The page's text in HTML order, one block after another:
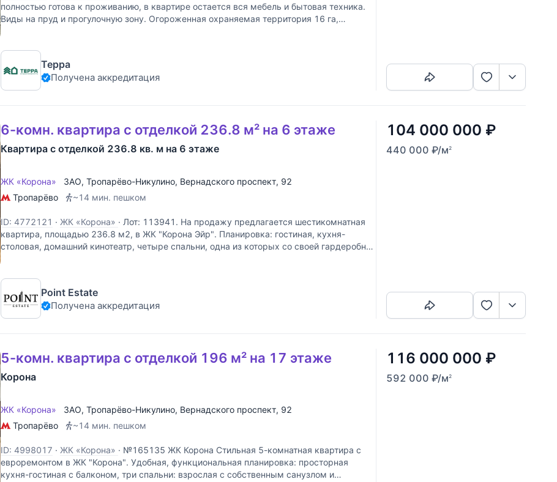
полностью готова к проживанию, в квартире остается вся мебель и бытовая техника.
Виды на пруд и прогулочную зону. Огороженная охраняемая территория 16 га,
Терра
Получена аккредитация
6-комн. квартира с отделкой 236.8 м² на 6 этаже
Квартира с отделкой 236.8 кв. м на 6 этаже
ЖК «Корона» ЗАО, Тропарёво-Никулино, Вернадского проспект, 92
Тропарёво
~14 мин. пешком
ID: 4772121 · ЖК «Корона» · Лот: 113941. На продажу предлагается шестикомнатная
квартира, площадью 236.8 м2, в ЖК "Корона Эйр". Планировка: гостиная, кухня-
столовая, домашний кинотеатр, четыре спальни, одна из которых со своей гардеробной
Point Estate
Получена аккредитация
104 000 000 ₽
440 000 ₽/м2
5-комн. квартира с отделкой 196 м² на 17 этаже
Корона
ЖК «Корона» ЗАО, Тропарёво-Никулино, Вернадского проспект, 92
Тропарёво
~14 мин. пешком
ID: 4998017 · ЖК «Корона» · №165135 ЖК Корона Стильная 5-комнатная квартира с
евроремонтом в ЖК "Корона". Удобная, функциональная планировка: просторная
кухня-гостиная с балконом, три спальни: взрослая с собственным санузлом и
116 000 000 ₽
592 000 ₽/м2